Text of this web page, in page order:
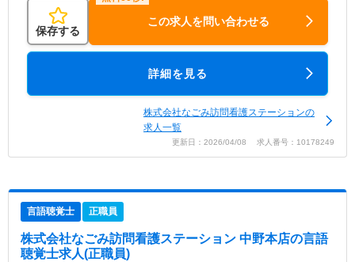
保存する
この求人を問い合わせる
詳細を見る
株式会社なごみ訪問看護ステーションの
求人一覧
更新日：2026/04/08 求人番号：10178249
言語聴覚士 正職員
株式会社なごみ訪問看護ステーション 中野本店の言語
聴覚士求人(正職員)